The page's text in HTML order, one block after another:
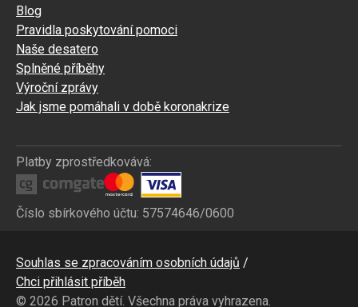
Blog
Pravidla poskytování pomoci
Naše desatero
Splněné příběhy
Výroční zprávy
Jak jsme pomáhali v době koronakrize
Platby zprostředkovává:
Číslo sbírkového účtu: 57574646/0600
Bottom
CZ
Souhlas se zpracováním osobních údajů
Chci přihlásit příběh
© 2026 Patron dětí. Všechna práva vyhrazena.